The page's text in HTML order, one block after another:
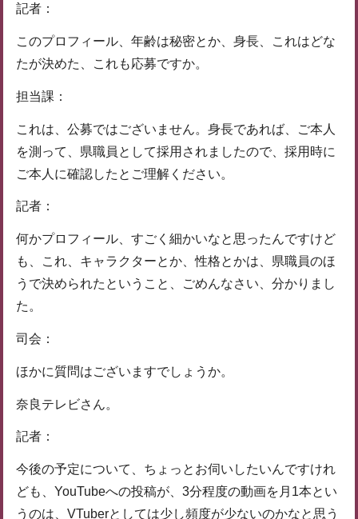
記者：
このプロフィール、年齢は秘密とか、身長、これはどな
たが決めた、これも応募ですか。
担当課：
これは、公募ではございません。身長であれば、ご本人
を測って、県職員として採用されましたので、採用時に
ご本人に確認したとご理解ください。
記者：
何かプロフィール、すごく細かいなと思ったんですけど
も、これ、キャラクターとか、性格とかは、県職員のほ
うで決められたということ、ごめんなさい、分かりまし
た。
司会：
ほかに質問はございますでしょうか。
奈良テレビさん。
記者：
今後の予定について、ちょっとお伺いしたいんですけれ
ども、YouTubeへの投稿が、3分程度の動画を月1本とい
うのは、VTuberとしては少し頻度が少ないのかなと思う